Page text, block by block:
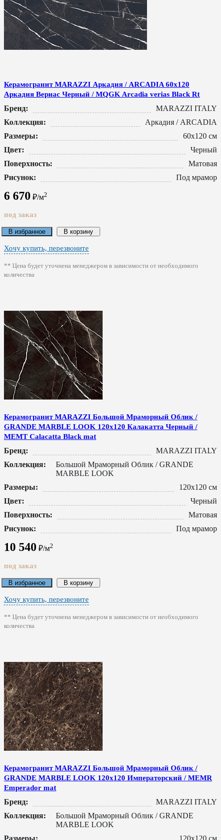
Керамогранит MARAZZI Аркадия / ARCADIA 60x120
Аркадия Вериас Черный / MQGK Arcadia verias Black Rt
Бренд:
MARAZZI ITALY
Коллекция:
Аркадия / ARCADIA
Размеры:
60x120 см
Цвет:
Черный
Поверхность:
Матовая
Рисунок:
Под мрамор
6 670 ₽/м2
под заказ
В избранное В корзину
Хочу купить, перезвоните
** Цена будет уточнена менеджером в зависимости от необходимого
количества
Керамогранит MARAZZI Большой Мраморный Облик /
GRANDE MARBLE LOOK 120x120 Калакатта Черный /
MEMT Calacatta Black mat
Бренд:
MARAZZI ITALY
Коллекция:
Большой Мраморный Облик / GRANDE
MARBLE LOOK
Размеры:
120x120 см
Цвет:
Черный
Поверхность:
Матовая
Рисунок:
Под мрамор
10 540 ₽/м2
под заказ
В избранное В корзину
Хочу купить, перезвоните
** Цена будет уточнена менеджером в зависимости от необходимого
количества
Керамогранит MARAZZI Большой Мраморный Облик /
GRANDE MARBLE LOOK 120x120 Императорский / MEMR
Emperador mat
Бренд:
MARAZZI ITALY
Коллекция:
Большой Мраморный Облик / GRANDE
MARBLE LOOK
Размеры:
120x120 см